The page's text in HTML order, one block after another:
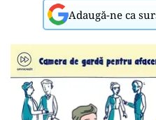
Adaugă-ne ca